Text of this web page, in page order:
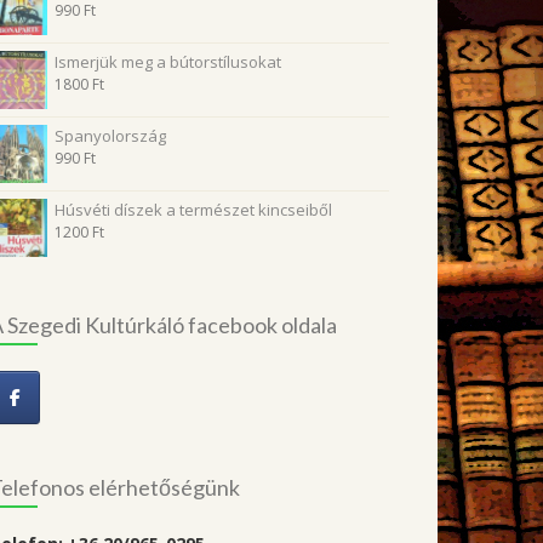
990 Ft
Ismerjük meg a bútorstílusokat
1800 Ft
Spanyolország
990 Ft
Húsvéti díszek a természet kincseiből
1200 Ft
Szegedi Kultúrkáló facebook oldala
elérhetőségünk